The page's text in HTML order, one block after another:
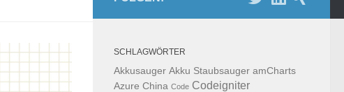
SCHLAGWÖRTER
Akkusauger Akku Staubsauger amCharts
Azure China Code Codeigniter